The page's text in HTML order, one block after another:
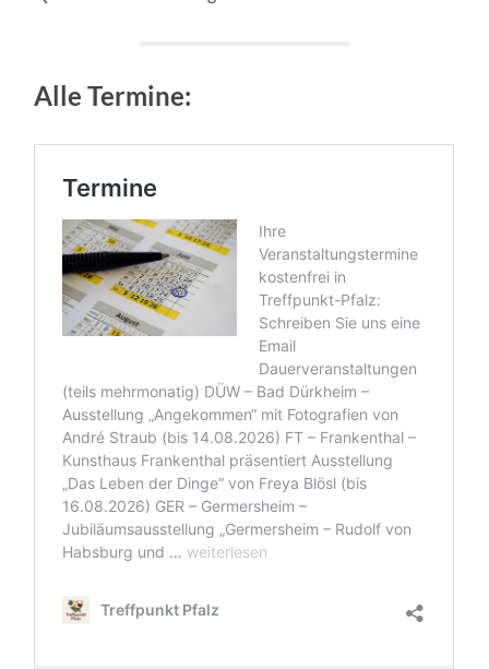
Alle Termine: